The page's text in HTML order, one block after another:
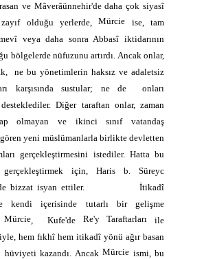
ve Mâverâünnehir'de daha çok siyasî
olduğu yerlerde,Mürcie ise, tam
veya daha sonra Abbasî iktidarının
bölgelerde nüfuzunu artırdı. Ancak onlar,
ne bu yönetimlerin haksız ve adaletsiz
karşısında sustular; ne de
onları
Diğer taraftan onlar, zaman
olmayan ve ikinci sınıf vatandaş
yeni müslümanlarla birlikte devletten
gerçekleştirmesini istediler. Hatta bu
gerçekleştirmek için, Haris b. Süreyc
bizzat isyan ettiler.
İtikadî
kendi içerisinde tutarlı bir gelişme
Mürcie, Kufe'de Re'y Taraftarlarıile
hem fıkhî hem itikadî yönü ağır basan
hüviyeti kazandı. AncakMürcie ismi, bu